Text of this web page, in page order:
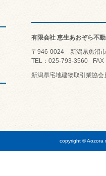
有限会社 恵生あおぞら不
〒946-0024 新潟県魚沼
TEL
025-793-3560
FAX
新潟県宅地建物取引業協
copyright © Aozora